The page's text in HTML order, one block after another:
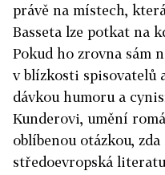
právě na místech,
Basseta lze potkat na
Pokud ho zrovna sám
v blízkosti spisovatelů
dávkou humoru a
Kunderovi, umění
oblíbenou otázkou,
středoevropská